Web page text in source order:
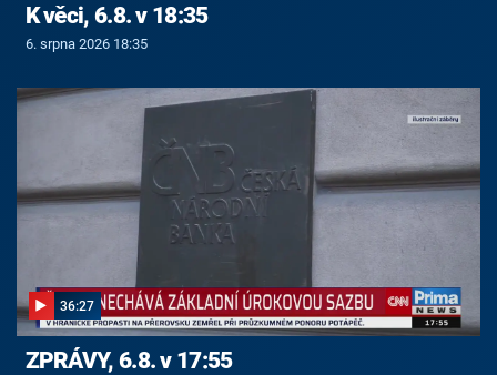
K věci, 6.8. v 18:35
6. srpna 2026 18:35
36:27
ZPRÁVY, 6.8. v 17:55